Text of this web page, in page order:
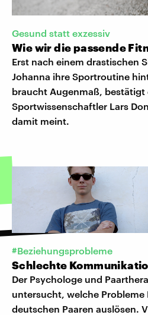
Gesund statt exzessiv
Wie wir die passende
Erst nach einem drastischen
Johanna ihre Sportroutine
braucht Augenmaß, bestätigt
Sportwissenschaftler Lars
damit meint.
#Beziehungsprobleme
Schlechte
Der Psychologe und
untersucht, welche Probleme
deutschen Paaren auslösen.